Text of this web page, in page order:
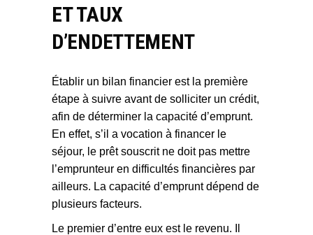
ET TAUX
D’ENDETTEMENT
Établir un bilan financier est la première
étape à suivre avant de solliciter un crédit,
afin de déterminer la capacité d’emprunt.
En effet, s’il a vocation à financer le
séjour, le prêt souscrit ne doit pas mettre
l’emprunteur en difficultés financières par
ailleurs. La capacité d’emprunt dépend de
plusieurs facteurs.
Le premier d’entre eux est le revenu. Il